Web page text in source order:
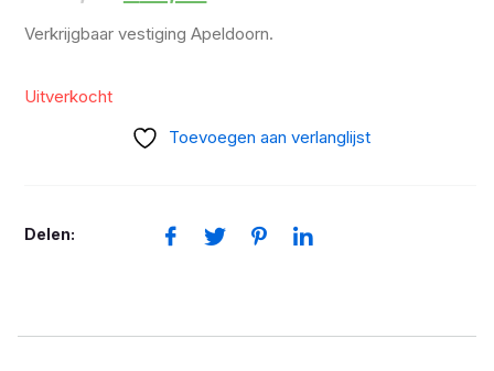
prijs
was:
prijs
is:
Verkrijgbaar vestiging Apeldoorn.
Uitverkocht
Toevoegen aan verlanglijst
Delen: